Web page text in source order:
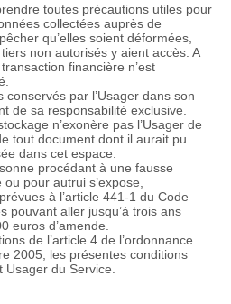
toutes précautions utiles pour
collectées auprès de
qu’elles soient déformées,
non autorisés y aient accès. A
financière n’est
par l’Usager dans son
de sa responsabilité exclusive.
n’exonère pas l’Usager de
tout document dont il aurait pu
dans cet espace.
procédant à une fausse
pour autrui s’expose,
à l’article 441-1 du Code
pouvant aller jusqu’à trois ans
euros d’amende.
de l’article 4 de l’ordonnance
2005, les présentes conditions
Usager du Service.